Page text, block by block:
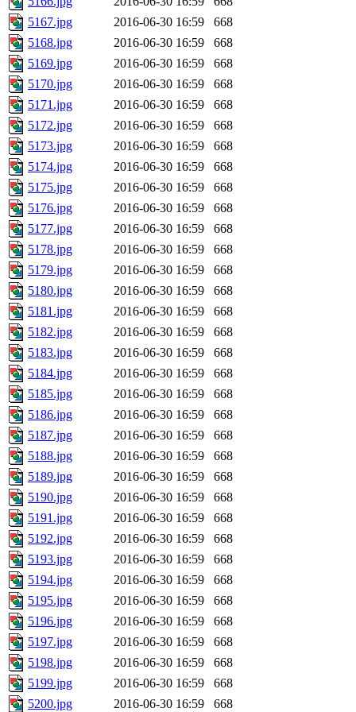
5167.jpg
2016-06-30 16:59
668
5168.jpg
2016-06-30 16:59
668
5169.jpg
2016-06-30 16:59
668
5170.jpg
2016-06-30 16:59
668
5171.jpg
2016-06-30 16:59
668
5172.jpg
2016-06-30 16:59
668
5173.jpg
2016-06-30 16:59
668
5174.jpg
2016-06-30 16:59
668
5175.jpg
2016-06-30 16:59
668
5176.jpg
2016-06-30 16:59
668
5177.jpg
2016-06-30 16:59
668
5178.jpg
2016-06-30 16:59
668
5179.jpg
2016-06-30 16:59
668
5180.jpg
2016-06-30 16:59
668
5181.jpg
2016-06-30 16:59
668
5182.jpg
2016-06-30 16:59
668
5183.jpg
2016-06-30 16:59
668
5184.jpg
2016-06-30 16:59
668
5185.jpg
2016-06-30 16:59
668
5186.jpg
2016-06-30 16:59
668
5187.jpg
2016-06-30 16:59
668
5188.jpg
2016-06-30 16:59
668
5189.jpg
2016-06-30 16:59
668
5190.jpg
2016-06-30 16:59
668
5191.jpg
2016-06-30 16:59
668
5192.jpg
2016-06-30 16:59
668
5193.jpg
2016-06-30 16:59
668
5194.jpg
2016-06-30 16:59
668
5195.jpg
2016-06-30 16:59
668
5196.jpg
2016-06-30 16:59
668
5197.jpg
2016-06-30 16:59
668
5198.jpg
2016-06-30 16:59
668
5199.jpg
2016-06-30 16:59
668
5200.jpg
2016-06-30 16:59
668